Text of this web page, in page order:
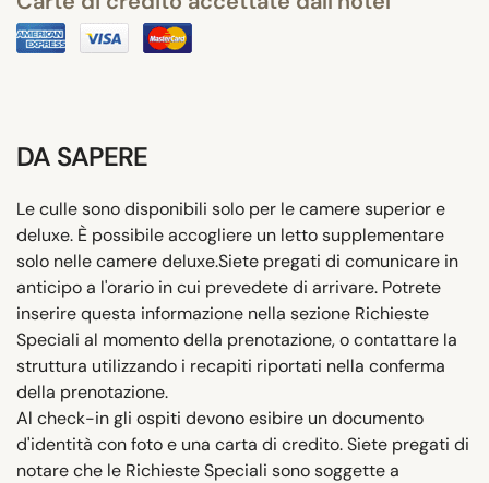
DA SAPERE
Le culle sono disponibili solo per le camere superior e
deluxe. È possibile accogliere un letto supplementare
solo nelle camere deluxe.Siete pregati di comunicare in
anticipo a l'orario in cui prevedete di arrivare. Potrete
inserire questa informazione nella sezione Richieste
Speciali al momento della prenotazione, o contattare la
struttura utilizzando i recapiti riportati nella conferma
della prenotazione.
Al check-in gli ospiti devono esibire un documento
d'identità con foto e una carta di credito. Siete pregati di
notare che le Richieste Speciali sono soggette a